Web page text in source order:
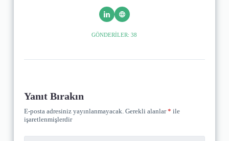
GÖNDERILER: 38
Yanıt Bırakın
E-posta adresiniz yayınlanmayacak. Gerekli alanlar* ile
işaretlenmişlerdir